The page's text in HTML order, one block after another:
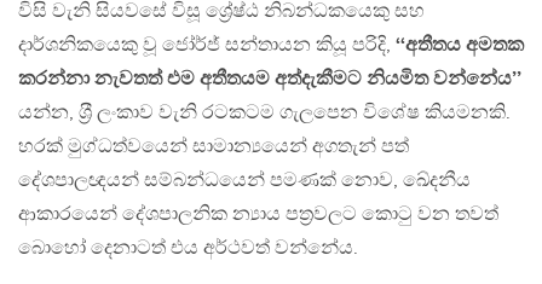
විසි වැනි සියවසේ විසූ ශ්‍රේෂ්ඨ නිබන්ධකයෙකු සහ
දාර්ශනිකයෙකු වූ ජෝර්ජ් සන්තායන කියූ පරිදි, ‘‘අතීතය අමතක
කරන්නා නැවතත් එම අතීතයම අත්දැකීමට නියමිත වන්නේය’’
යන්න, ශ‍්‍රී ලංකාව වැනි රටකටම ගැලපෙන විශේෂ කියමනකි.
හරක් මුග්ධත්වයෙන් සාමාන්‍යයෙන් අගතැන් පත්
දේශපාලඥයන් සම්බන්ධයෙන් පමණක් නොව, ඛේදනීය
ආකාරයෙන් දේශපාලනික න්‍යාය පත‍්‍රවලට කොටු වන තවත්
බොහෝ දෙනාටත් එය අර්ථවත් වන්නේය.